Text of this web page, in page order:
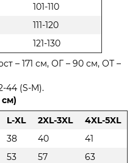
101-110
111-120
121-130
– 171 см, ОГ – 90 см, ОТ –
44 (S-M).
L-XL 2XL-3XL
4XL-5XL
38 40
41
53 57
63